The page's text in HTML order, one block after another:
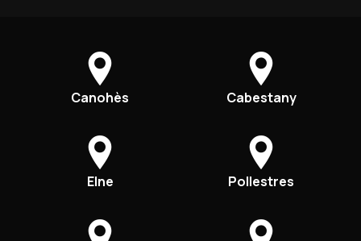
Canohès Cabestany
Elne Pollestres